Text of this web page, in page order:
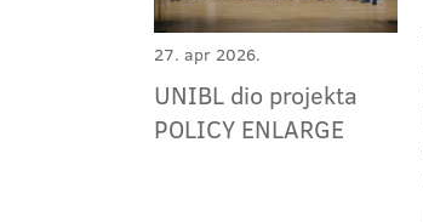
27. apr 2026.
UNIBL dio projekta
POLICY ENLARGE